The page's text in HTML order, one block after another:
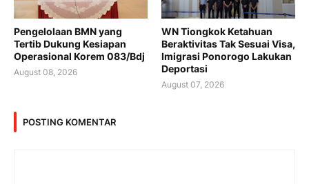
Pengelolaan BMN yang
Tertib Dukung Kesiapan
Operasional Korem 083/Bdj
August 08, 2026
WN Tiongkok Ketahuan
Beraktivitas Tak Sesuai Visa,
Imigrasi Ponorogo Lakukan
Deportasi
August 07, 2026
POSTING KOMENTAR